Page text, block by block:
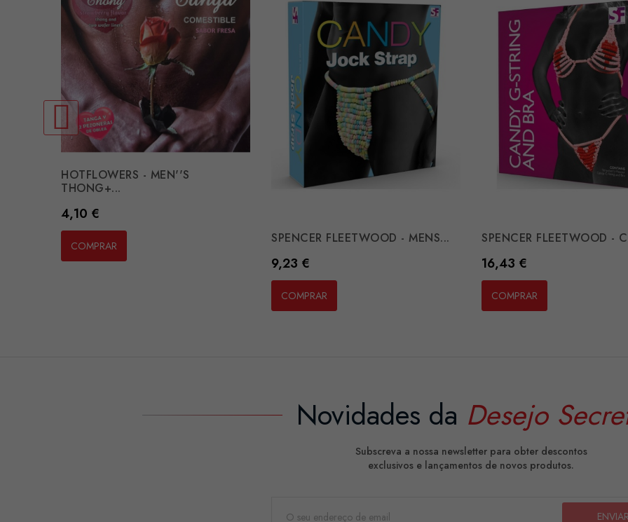
HOTFLOWERS - MEN''S
THONG+...
Preço
4,10 €
COMPRAR
SPENCER FLEETWOOD - MENS...
Preço
9,23 €
COMPRAR
SPENCER FLEETWOOD -
Preço
16,43 €
COMPRAR
Novidades da Desejo
Subscreva a nossa newsletter para obter descontos
exclusivos e lançamentos de novos produtos.